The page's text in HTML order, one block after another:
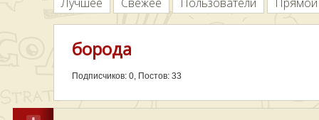
борода
Подписчиков: 0, Постов: 33